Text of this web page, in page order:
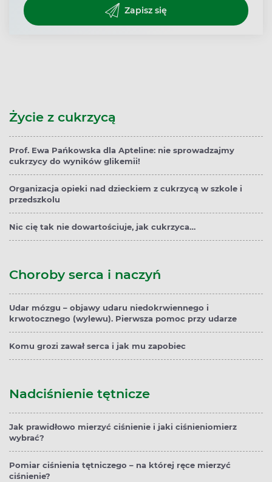
Zapisz się
Życie z cukrzycą
Prof. Ewa Pańkowska dla Apteline: nie sprowadzajmy
cukrzycy do wyników glikemii!
Organizacja opieki nad dzieckiem z cukrzycą w szkole i
przedszkolu
Nic cię tak nie dowartościuje, jak cukrzyca…
Choroby serca i naczyń
Udar mózgu – objawy udaru niedokrwiennego i
krwotocznego (wylewu). Pierwsza pomoc przy udarze
Komu grozi zawał serca i jak mu zapobiec
Nadciśnienie tętnicze
Jak prawidłowo mierzyć ciśnienie i jaki ciśnieniomierz
wybrać?
Pomiar ciśnienia tętniczego – na której ręce mierzyć
ciśnienie?